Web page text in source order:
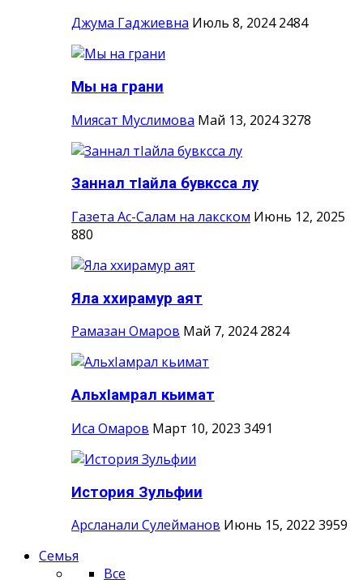
Джума Гаджиевна Июль 8, 2024 2484
Мы на грани
Миясат Муслимова Май 13, 20243278
Заннал тIайла бувксса лу
Газета Ас-Салам на лакском Июнь 12, 2025
880
Яла ххирамур аят
Рамазан Омаров Май 7, 2024 2824
АльхIамрал кьимат
Иса Омаров Март 10, 2023 3491
История Зульфии
Арсланали Сулейманов Июнь 15, 2022 3959
Семья
Все